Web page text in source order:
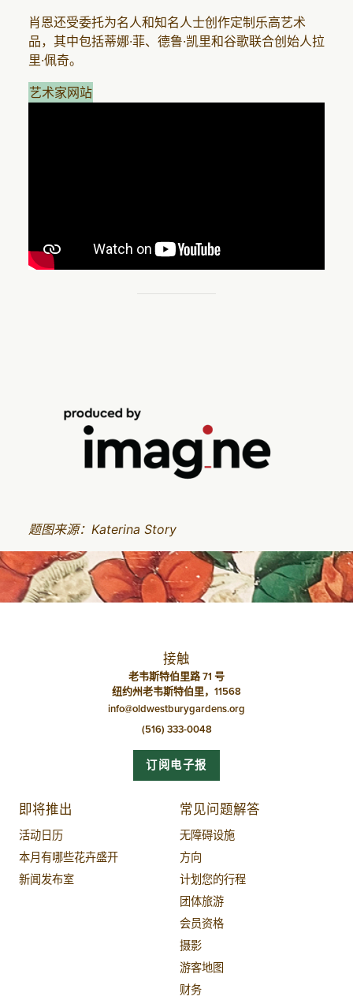
肖恩还受委托为名人和知名人士创作定制乐高艺术
品，其中包括蒂娜·菲、德鲁·凯里和谷歌联合创始人拉
里·佩奇。
艺术家网站
题图来源：Katerina Story
接触
老韦斯特伯里路 71 号
纽约州老韦斯特伯里，11568
info@oldwestburygardens.org
(516) 333-0048
订阅电子报
即将推出
活动日历
本月有哪些花卉盛开
新闻发布室
常见问题解答
无障碍设施
方向
计划您的行程
团体旅游
会员资格
摄影
游客地图
财务